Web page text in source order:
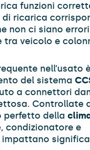
funzioni
ricarica
non ci siano
tra veicolo e
nell’usato
del sistema
a connettori
Controllate
perfetto della
condizionatore e